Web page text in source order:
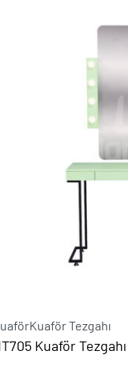
Kuaför Tezgahı
Kuaför Tezgahı